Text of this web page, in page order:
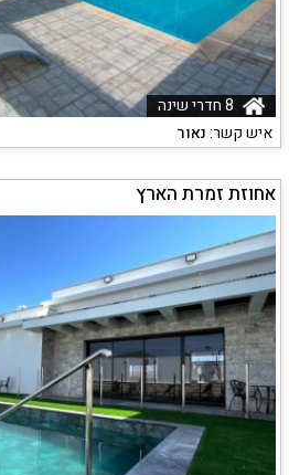
איש קשר:נאור
אחוזת זמרת הארץ